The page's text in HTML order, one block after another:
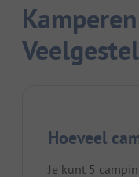
Hoeveel
Je kunt 5